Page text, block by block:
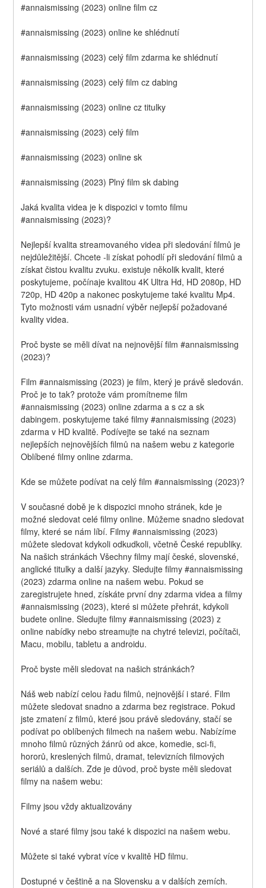
#annaismissing (2023) online film cz
#annaismissing (2023) online ke shlédnutí
#annaismissing (2023) celý film zdarma ke shlédnutí
#annaismissing (2023) celý film cz dabing
#annaismissing (2023) online cz titulky
#annaismissing (2023) celý film
#annaismissing (2023) online sk
#annaismissing (2023) Plný film sk dabing
Jaká kvalita videa je k dispozici v tomto filmu
#annaismissing (2023)?
Nejlepší kvalita streamovaného videa při sledování filmů je
nejdůležitější. Chcete -li získat pohodlí při sledování filmů a
získat čistou kvalitu zvuku. existuje několik kvalit, které
poskytujeme, počínaje kvalitou 4K Ultra Hd, HD 2080p, HD
720p, HD 420p a nakonec poskytujeme také kvalitu Mp4.
Tyto možnosti vám usnadní výběr nejlepší požadované
kvality videa.
Proč byste se měli dívat na nejnovější film #annaismissing
(2023)?
Film #annaismissing (2023) je film, který je právě sledován.
Proč je to tak? protože vám promítneme film
#annaismissing (2023) online zdarma a s cz a sk
dabingem. poskytujeme také filmy #annaismissing (2023)
zdarma v HD kvalitě. Podívejte se také na seznam
nejlepších nejnovějších filmů na našem webu z kategorie
Oblíbené filmy online zdarma.
Kde se můžete podívat na celý film #annaismissing (2023)?
V současné době je k dispozici mnoho stránek, kde je
možné sledovat celé filmy online. Můžeme snadno sledovat
filmy, které se nám líbí. Filmy #annaismissing (2023)
můžete sledovat kdykoli odkudkoli, včetně České republiky.
Na našich stránkách Všechny filmy mají české, slovenské,
anglické titulky a další jazyky. Sledujte filmy #annaismissing
(2023) zdarma online na našem webu. Pokud se
zaregistrujete hned, získáte první dny zdarma videa a filmy
#annaismissing (2023), které si můžete přehrát, kdykoli
budete online. Sledujte filmy #annaismissing (2023) z
online nabídky nebo streamujte na chytré televizi, počítači,
Macu, mobilu, tabletu a androidu.
Proč byste měli sledovat na našich stránkách?
Náš web nabízí celou řadu filmů, nejnovější i staré. Film
můžete sledovat snadno a zdarma bez registrace. Pokud
jste zmatení z filmů, které jsou právě sledovány, stačí se
podívat po oblíbených filmech na našem webu. Nabízíme
mnoho filmů různých žánrů od akce, komedie, sci-fi,
hororů, kreslených filmů, dramat, televizních filmových
seriálů a dalších. Zde je důvod, proč byste měli sledovat
filmy na našem webu:
Filmy jsou vždy aktualizovány
Nové a staré filmy jsou také k dispozici na našem webu.
Můžete si také vybrat více v kvalitě HD filmu.
Dostupné v češtině a na Slovensku a v dalších zemích.